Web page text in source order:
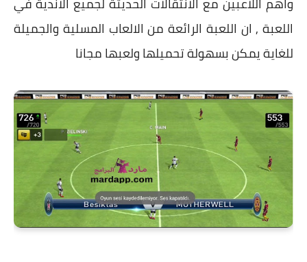
اللعبة , ان اللعبة الرائعة من الالعاب المسلية والجميلة
للغاية يمكن بسهولة تحميلها ولعبها مجانا